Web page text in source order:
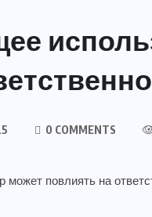
0 COMMENTS